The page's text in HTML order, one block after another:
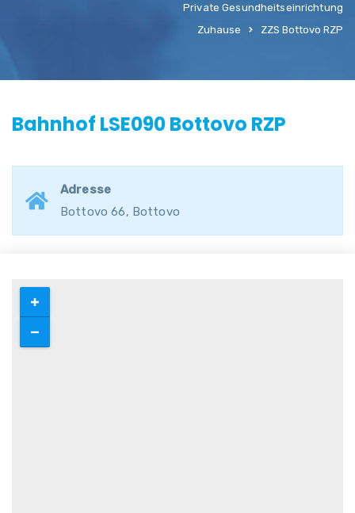
Private Gesundheitseinrichtung
Zuhause
ZZS Bottovo RZP
Bahnhof LSE090 Bottovo RZP
Adresse
Bottovo 66, Bottovo